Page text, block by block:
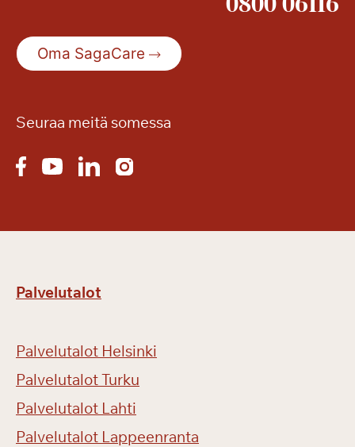
Oma SagaCare
Seuraa meitä somessa
Palvelutalot
Palvelutalot Helsinki
Palvelutalot Turku
Palvelutalot Lahti
Palvelutalot Lappeenranta